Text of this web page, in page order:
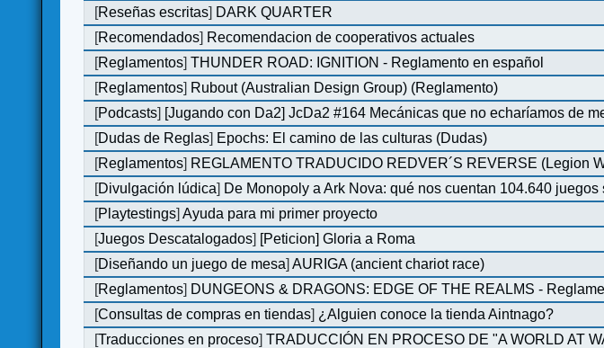
[Reseñas escritas] DARK QUARTER
[Recomendados] Recomendacion de cooperativos actuales
[Reglamentos]THUNDER ROAD: IGNITION - Reglamento en español
[Reglamentos] Rubout (Australian Design Group) (Reglamento)
[Podcasts] [Jugando con Da2] JcDa2 #164 Mecánicas que no echaríamos de
[Dudas de Reglas] Epochs: El camino de las culturas (Dudas)
[Reglamentos] REGLAMENTO TRADUCIDO REDVER´S REVERSE (Legion
[Divulgación lúdica] De Monopoly a Ark Nova: qué nos cuentan 104.640
[Playtestings]Ayuda para mi primer proyecto
[Juegos Descatalogados] [Peticion] Gloria a Roma
[Diseñando un juego de mesa]AURIGA (ancient chariot race)
[Reglamentos] DUNGEONS & DRAGONS: EDGE OF THE REALMS -
[Consultas de compras en tiendas] ¿Alguien conoce la tienda Aintnago?
[Traducciones en proceso]TRADUCCIÓN EN PROCESO DE "A WORLD AT